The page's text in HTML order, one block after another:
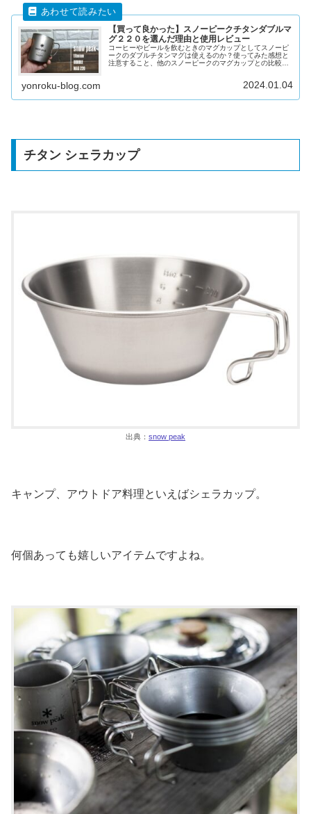
【買って良かった】スノーピークチタンダブルマ
グ２２０を選んだ理由と使用レビュー
コーヒーやビールを飲むときのマグカップとしてスノーピ
ークのダブルチタンマグは使えるのか？使ってみた感想と
注意すること、他のスノーピークのマグカップとの比較ま
yonroku-blog.com 2024.01.04
チタン シェラカップ
出典： snow peak
キャンプ、アウトドア料理といえばシェラカップ。
何個あっても嬉しいアイテムですよね。